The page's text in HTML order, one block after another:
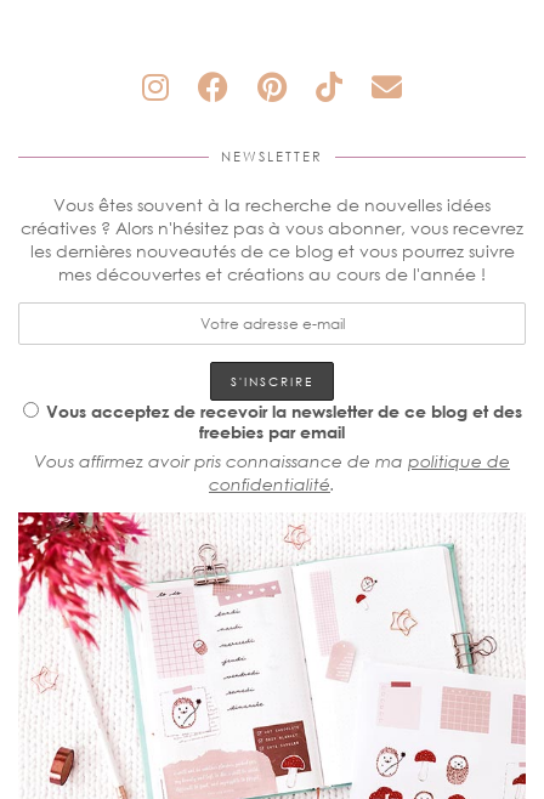
NEWSLETTER
Vous êtes souvent à la recherche de nouvelles idées
créatives ? Alors n'hésitez pas à vous abonner, vous recevrez
les dernières nouveautés de ce blog et vous pourrez suivre
mes découvertes et créations au cours de l'année !
Vous acceptez de recevoir la newsletter de ce blog et des
freebies par email
Vous affirmez avoir pris connaissance de ma politique de
confidentialité.